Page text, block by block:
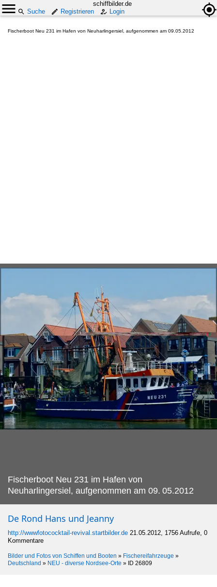
schiffbilder.de
Suche
Registrieren Login
Fischerboot Neu 231 im Hafen von Neuharlingersiel, aufgenommen am 09.05.2012
Fischerboot Neu 231 im Hafen von
Neuharlingersiel, aufgenommen am 09. 05.2012
De Rond Hans und Jeanny
http://wwwfotococktail-revival.startbilder.de 21.05.2012, 1756 Aufrufe, 0
Kommentare
Bilder und Fotos von Schiffen und Booten » Fischereifahrzeuge »
Deutschland » NEU - diverse Nordsee-Orte » ID 26809